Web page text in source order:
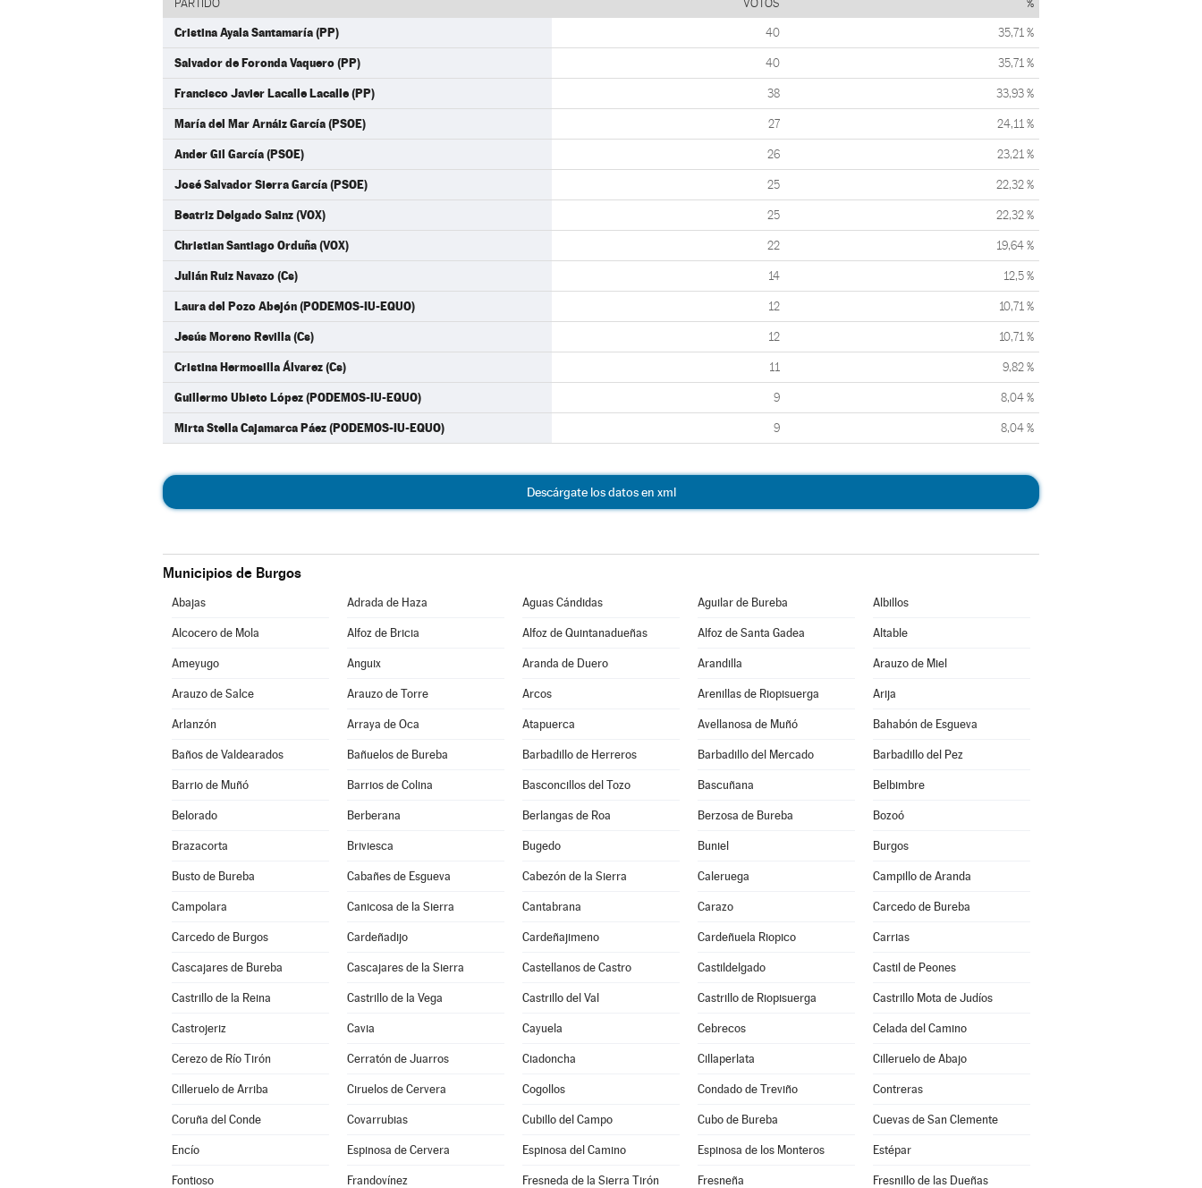
PARTIDO VOTOS %
Cristina Ayala Santamaría (PP) 40 35,71 %
Salvador de Foronda Vaquero (PP) 40 35,71 %
Francisco Javier Lacalle Lacalle (PP) 38 33,93 %
María del Mar Arnáiz García (PSOE) 27 24,11 %
Ander Gil García (PSOE) 26 23,21 %
José Salvador Sierra García (PSOE) 25 22,32 %
Beatriz Delgado Sainz (VOX) 25 22,32 %
Christian Santiago Orduña (VOX) 22 19,64 %
Julián Ruiz Navazo (Cs) 14 12,5 %
Laura del Pozo Abejón (PODEMOS-IU-EQUO) 12 10,71 %
Jesús Moreno Revilla (Cs) 12 10,71 %
Cristina Hermosilla Álvarez (Cs) 11 9,82 %
Guillermo Ubieto López (PODEMOS-IU-EQUO) 9 8,04 %
Mirta Stella Cajamarca Páez (PODEMOS-IU-EQUO) 9 8,04 %
Descárgate los datos en xml
Municipios de Burgos
Abajas Adrada de Haza Aguas Cándidas Aguilar de Bureba Albillos
Alcocero de Mola Alfoz de Bricia Alfoz de Quintanadueñas Alfoz de Santa Gadea Altable
Ameyugo Anguix Aranda de Duero Arandilla Arauzo de Miel
Arauzo de Salce Arauzo de Torre Arcos Arenillas de Riopisuerga Arija
Arlanzón Arraya de Oca Atapuerca Avellanosa de Muñó Bahabón de Esgueva
Baños de Valdearados Bañuelos de Bureba Barbadillo de Herreros Barbadillo del Mercado Barbadillo del Pez
Barrio de Muñó Barrios de Colina Basconcillos del Tozo Bascuñana Belbimbre
Belorado Berberana Berlangas de Roa Berzosa de Bureba Bozoó
Brazacorta Briviesca Bugedo Buniel Burgos
Busto de Bureba Cabañes de Esgueva Cabezón de la Sierra Caleruega Campillo de Aranda
Campolara Canicosa de la Sierra Cantabrana Carazo Carcedo de Bureba
Carcedo de Burgos Cardeñadijo Cardeñajimeno Cardeñuela Riopico Carrias
Cascajares de Bureba Cascajares de la Sierra Castellanos de Castro Castildelgado Castil de Peones
Castrillo de la Reina Castrillo de la Vega Castrillo del Val Castrillo de Riopisuerga Castrillo Mota de Judíos
Castrojeriz Cavia Cayuela Cebrecos Celada del Camino
Cerezo de Río Tirón Cerratón de Juarros Ciadoncha Cillaperlata Cilleruelo de Abajo
Cilleruelo de Arriba Ciruelos de Cervera Cogollos Condado de Treviño Contreras
Coruña del Conde Covarrubias Cubillo del Campo Cubo de Bureba Cuevas de San Clemente
Encío Espinosa de Cervera Espinosa del Camino Espinosa de los Monteros Estépar
Fontioso Frandovínez Fresneda de la Sierra Tirón Fresneña Fresnillo de las Dueñas